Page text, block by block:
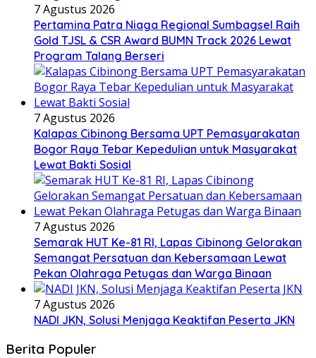
7 Agustus 2026
Pertamina Patra Niaga Regional Sumbagsel Raih
Gold TJSL & CSR Award BUMN Track 2026 Lewat
Program Talang Berseri
7 Agustus 2026
Kalapas Cibinong Bersama UPT Pemasyarakatan
Bogor Raya Tebar Kepedulian untuk Masyarakat
Lewat Bakti Sosial
7 Agustus 2026
Semarak HUT Ke-81 RI, Lapas Cibinong Gelorakan
Semangat Persatuan dan Kebersamaan Lewat
Pekan Olahraga Petugas dan Warga Binaan
7 Agustus 2026
NADI JKN, Solusi Menjaga Keaktifan Peserta JKN
Berita Populer